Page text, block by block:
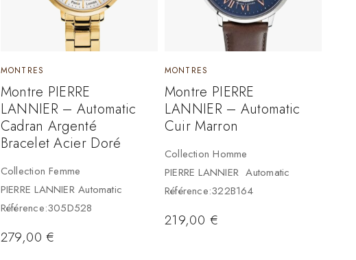
MONTRES
Montre PIERRE
LANNIER – Automatic
Cadran Argenté
Bracelet Acier Doré
Collection Femme
PIERRE LANNIER Automatic
Référence:305D528
279,00€
MONTRES
Montre PIERRE
LANNIER – Automatic
Cuir Marron
Collection Homme
PIERRE LANNIER Automatic
Référence:322B164
219,00 €